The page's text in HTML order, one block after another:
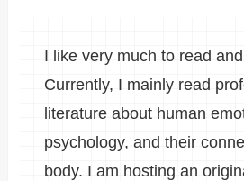
I like very much to read
Currently, I mainly read
literature about human
psychology, and their
body. I am hosting an